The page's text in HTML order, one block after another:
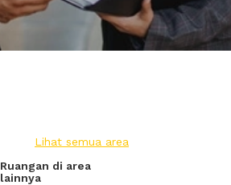
Lihat semua area
Ruangan di area
lainnya